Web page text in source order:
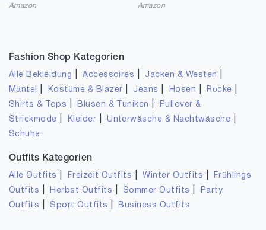
Amazon Amazon
Fashion Shop Kategorien
Alle Bekleidung |Accessoires Jacken & Westen
Mäntel Kostüme & Blazer Jeans Hosen Röcke
Shirts & Tops Blusen & Tuniken
Pullover &
Strickmode
Kleider |Unterwäsche & Nachtwäsche
Schuhe
Outfits Kategorien
Alle Outfits Freizeit Outfits |Winter Outfits
Frühlings
Outfits
Herbst Outfits Sommer Outfits
Party
Outfits
Sport Outfits Business Outfits